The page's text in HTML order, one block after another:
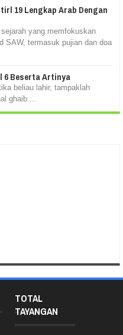
19 Lengkap Arab Dengan
yang memfokuskan
SAW, termasuk pujian dan doa
6 Beserta Artinya
ghaib ...
TOTAL
TAYANGAN